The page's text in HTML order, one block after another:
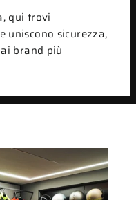
qui trovi
uniscono sicurezza,
brand più